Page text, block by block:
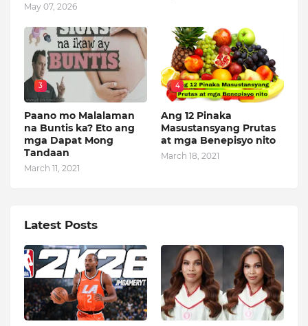
May 07, 2026
3
Paano mo Malalaman
na Buntis ka? Eto ang
mga Dapat Mong
Tandaan
March 11, 2021
4
Ang 12 Pinaka
Masustansyang Prutas
at mga Benepisyo nito
March 18, 2021
Latest Posts